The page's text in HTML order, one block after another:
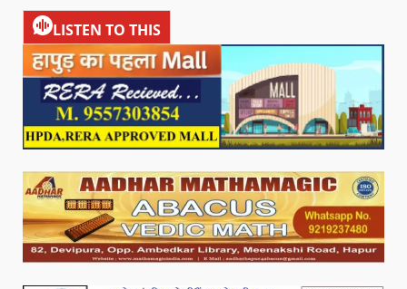
LISTEN TO THIS